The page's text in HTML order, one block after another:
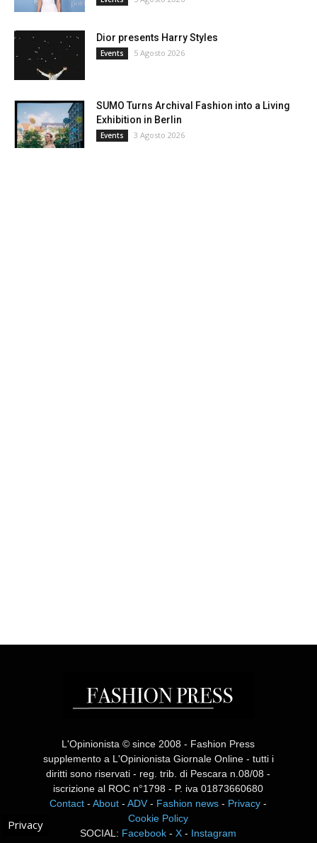
Dior presents Harry Styles
Events 5 Agosto 2026
SUMO Turns Archival Fashion into a Living
Exhibition in Berlin
Events 3 Agosto 2026
L'Opinionista © since 2008 - Fashion Press
supplemento a L'Opinionista Giornale Online - tutti i
diritti sono riservati - reg. trib. di Pescara n.08/08 -
iscrizione al ROC n°1798 - P. iva 01873660680
Contact -About -ADV - Fashion news - Privacy -
Cookie Policy
SOCIAL: Facebook -X - Instagram
Privacy